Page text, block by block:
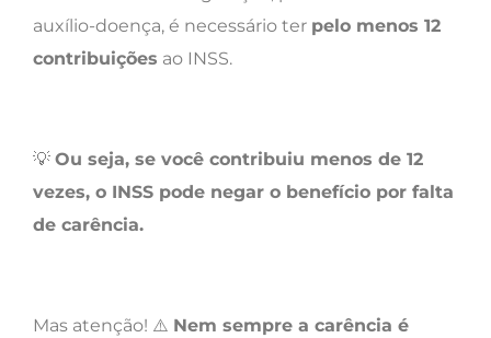
auxílio-doença, é necessário ter pelo menos 12
contribuições ao INSS.
💡 Ou seja, se você contribuiu menos de 12
vezes, o INSS pode negar o benefício por falta
de carência.
Mas atenção! ⚠️ Nem sempre a carência é